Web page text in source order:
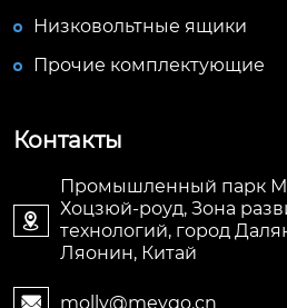
Низковольтные ящики
Прочие комплектующие
Контакты

Промышленный парк
Хоцзюй-роуд, Зона
технологий, город
Ляонин, Китай
 molly@meygo.cn